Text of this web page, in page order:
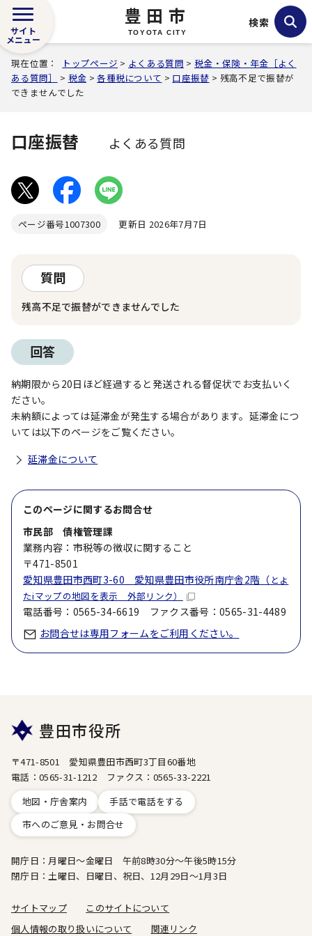
豊田市
TOYOTA CITY
サイト
メニュー
検索
現在位置： トップページ > よくある質問 >税金・保険・年金［よく
ある質問］
> 税金 >各種税について > 口座振替 > 残高不足で振替が
できませんでした
口座振替 よくある質問
ページ番号1007300 更新日 2026年7月7日
質問
残高不足で振替ができませんでした
回答
納期限から20日ほど経過すると発送される督促状でお支払いく
ださい。
未納額によっては延滞金が発生する場合があります。延滞金につ
いては以下のページをご覧ください。
延滞金について
このページに関するお問合せ
市民部 債権管理課
業務内容：市税等の徴収に関すること
〒471-8501
愛知県豊田市西町3-60 愛知県豊田市役所南庁舎2階（ とよ
たiマップの地図を表示 外部リンク）
電話番号：0565-34-6619 ファクス番号：0565-31-4489
お問合せは専用フォームをご利用ください。
豊田市役所
〒471-8501 愛知県豊田市西町3丁目60番地
電話：0565-31-1212 ファクス：0565-33-2221
地図・庁舎案内
手話で電話をする
市へのご意見・お問合せ
開庁日：月曜日～金曜日 午前8時30分～午後5時15分
閉庁日：土曜日、日曜日、祝日、12月29日～1月3日
サイトマップ
このサイトについて
個人情報の取り扱いについて
関連リンク